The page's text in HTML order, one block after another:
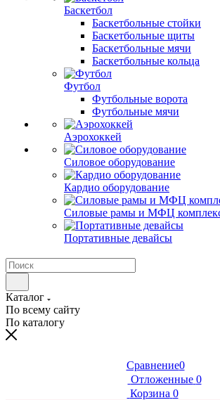
Баскетбол
Баскетбольные стойки
Баскетбольные щиты
Баскетбольные мячи
Баскетбольные кольца
Футбол
Футбольные ворота
Футбольные мячи
Аэрохоккей
Силовое оборудование
Кардио оборудование
Силовые рамы и МФЦ
Портативные девайсы
Каталог
По всему сайту
По каталогу
Сравнение0
Отложенные 0
Корзина 0